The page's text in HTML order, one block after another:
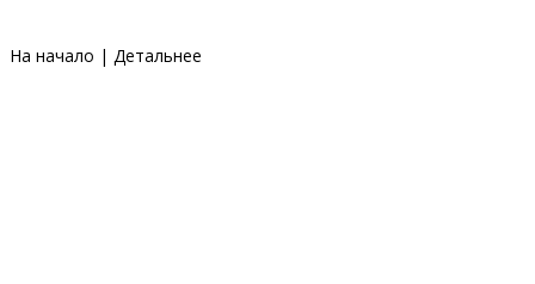
На начало | Детальнее